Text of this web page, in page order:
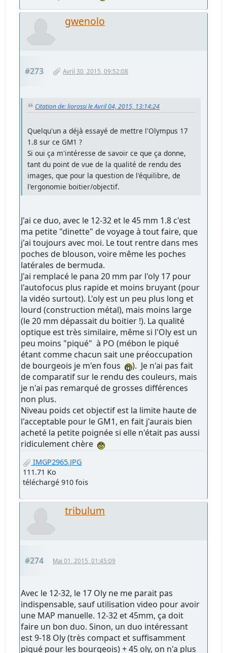
gwenolo
#273 Avril 30, 2015, 09:52:08
Citation de: liorossi le Avril 04, 2015, 13:14:24
Quelqu'un a déjà essayé de mettre l'Olympus 17
1.8 sur ce GM1 ?
Si oui ça m'intéresse de savoir ce que ça donne,
tant du point de vue de la qualité de rendu des
images, que pour la question de l'équilibre, de
l'ergonomie boitier/objectif.
J'ai ce duo, avec le 12-32 et le 45 mm 1.8 c'est
ma petite "dinette" de voyage à tout faire, que
j'ai toujours avec moi. Le tout rentre dans mes
poches de blouson, voire même les poches
latérales de bermuda.
J'ai remplacé le pana 20 mm par l'oly 17 pour
l'autofocus plus rapide et moins bruyant (pour
la vidéo surtout). L'oly est un peu plus long et
lourd (construction métal), mais moins large
(le 20 mm dépassait du boitier !). La qualité
optique est très similaire, même si l'Oly est un
peu moins "piqué" à PO (mébon le piqué
étant comme chacun sait une préoccupation
de bourgeois je m'en fous
). Je n'ai pas fait
de comparatif sur le rendu des couleurs, mais
je n'ai pas remarqué de grosses différences
non plus.
Niveau poids cet objectif est la limite haute de
l'acceptable pour le GM1, en fait j'aurais bien
acheté la petite poignée si elle n'était pas aussi
ridiculement chère
IMGP2965.JPG
111.71 Ko
téléchargé 910 fois
tribulum
#274 Mai 01, 2015, 01:45:09
Avec le 12-32, le 17 Oly ne me parait pas
indispensable, sauf utilisation video pour avoir
une MAP manuelle. 12-32 et 45mm, ça doit
faire un bon duo. Sinon, un duo intéressant
est 9-18 Oly (très compact et suffisamment
piqué pour les bourgeois) + 45 oly, on n'a plus